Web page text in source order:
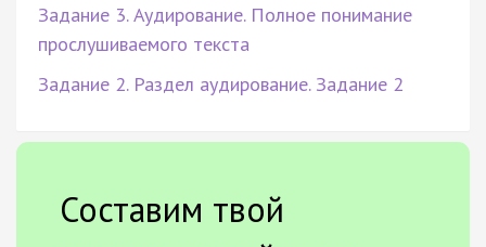
Задание 3. Аудирование. Полное понимание
прослушиваемого текста
Задание 2. Раздел аудирование. Задание 2
Составим твой